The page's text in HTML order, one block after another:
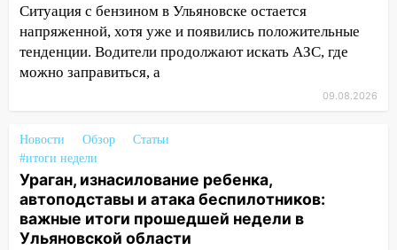
17:15 В Ульяновской области
ремонтируют девять мостов: один уже
готов, ещё два — почти завершены
«Ульяновскалипсис»: последствия
16:38
Прогноз погоды в Ульяновской
области на 9 августа
16:34 Из-за мощной непогоды в
Ульяновске отменили фестиваль «Наше
время»
Ситуация с бензином в Ульяновске остается
напряженной, хотя уже и появились положительные
тенденции. Водители продолжают искать АЗС, где
можно заправиться, а
09.08.2026
Новости Обзор
Статьи
#итоги недели
Ураган, изнасилование ребенка,
автоподставы и атака беспилотников:
важные итоги прошедшей недели в
Ульяновской области